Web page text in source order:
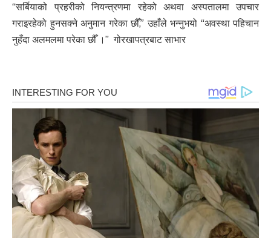
“सर्बियाको प्रहरीको नियन्त्रणमा रहेको अथवा अस्पतालमा उपचार
गराइरहेको हुनसक्ने अनुमान गरेका छौँ,” उहाँले भन्नुभयो “अवस्था पहिचान
नुहँदा अलमलमा परेका छौँ ।” गोरखापत्रबाट साभार